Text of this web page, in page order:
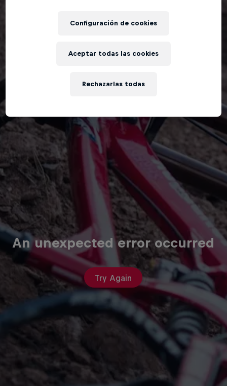
An unexpected error occurred
Try Again
Configuración de cookies
Rechazarlas todas
Aceptar todas las cookies